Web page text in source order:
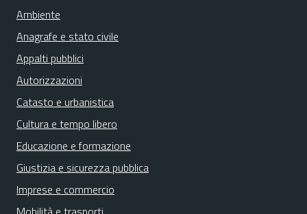
Ambiente
Anagrafe e stato civile
Appalti pubblici
Autorizzazioni
Catasto e urbanistica
Cultura e tempo libero
Educazione e formazione
Giustizia e sicurezza pubblica
Imprese e commercio